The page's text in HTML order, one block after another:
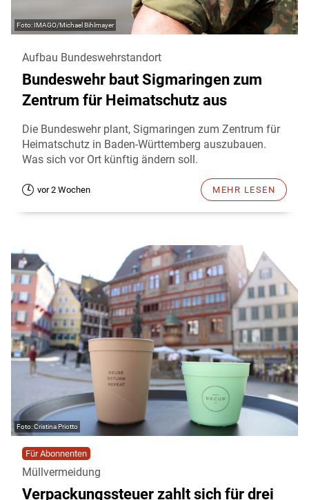
IMAGO/Michael Bihlmayer
Aufbau Bundeswehrstandort
Bundeswehr baut Sigmaringen zum
Zentrum für Heimatschutz aus
Die Bundeswehr plant, Sigmaringen zum Zentrum für
Heimatschutz in Baden-Württemberg auszubauen.
Was sich vor Ort künftig ändern soll.
vor 2 Wochen MEHR LESEN
Cristina Priotto
Für Abonnenten
Müllvermeidung
Verpackungssteuer zahlt sich für drei